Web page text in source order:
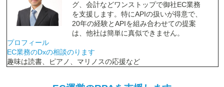
グ、会計などワンストップで御社EC業務
を支援します。特にAPIの扱いが得意で、
20年の経験とAPIを組み合わせての提案
は、他社は簡単に真似できません。
プロフィール
EC業務のDxの相談のります
趣味は読書、ピアノ、マリノスの応援など